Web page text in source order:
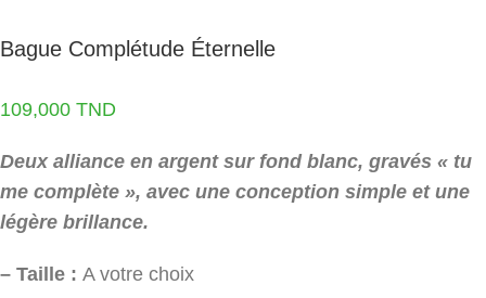
Bague Complétude Éternelle
109,000 TND
Deux alliance en argent sur fond blanc, gravés « tu
me complète », avec une conception simple et une
légère brillance.
– Taille : A votre choix